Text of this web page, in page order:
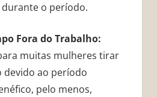
o período.
Fora do Trabalho:
muitas mulheres tirar
ao período
pelo menos,